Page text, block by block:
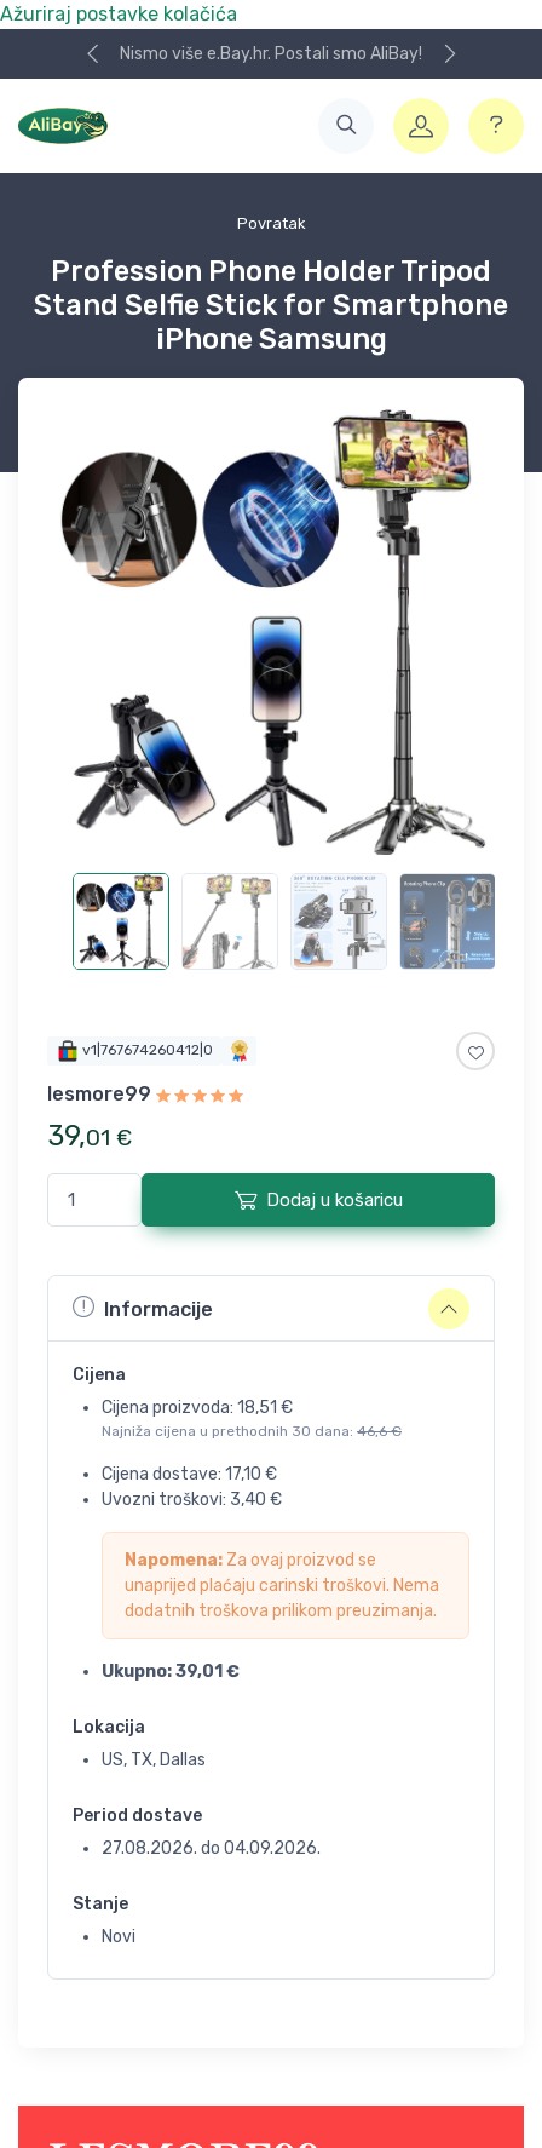
Ažuriraj postavke kolačića
Nismo više e.Bay.hr. Postali smo AliBay!
Povratak
Profession Phone Holder Tripod
Stand Selfie Stick for Smartphone
iPhone Samsung
v1|767674260412|0
lesmore99
39,01 €
Dodaj u košaricu
Informacije
Cijena
Cijena proizvoda: 18,51 €
Najniža cijena u prethodnih 30 dana: 46,6 €
Cijena dostave: 17,10 €
Uvozni troškovi: 3,40 €
Napomena: Za ovaj proizvod se
unaprijed plaćaju carinski troškovi. Nema
dodatnih troškova prilikom preuzimanja.
Ukupno:39,01 €
Lokacija
US, TX, Dallas
Period dostave
27.08.2026. do 04.09.2026.
Stanje
Novi